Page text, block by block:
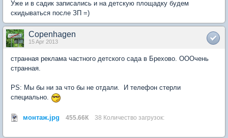
Уже и в садик записались и на детскую площадку будем
скидываться после ЗП =)
Copenhagen
15 Apr 2013
странная реклама частного детского сада в Брехово. ОООчень
странная.
PS: Мы бы ни за что бы не отдали. И телефон стерли
специально.
монтаж.jpg 455.66К 38 Количество загрузок: